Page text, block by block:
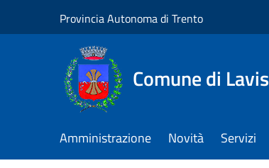
Provincia Autonoma di Trento
Comune di Lavis
Amministrazione Novità Servizi